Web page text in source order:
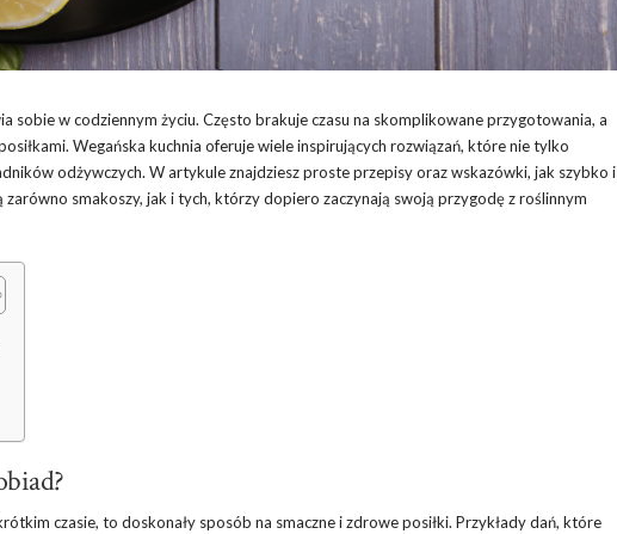
sobie w codziennym życiu. Często brakuje czasu na skomplikowane przygotowania, a
Wegańska kuchnia oferuje wiele inspirujących rozwiązań, które nie tylko
odżywczych. W artykule znajdziesz proste przepisy oraz wskazówki, jak szybko i
smakoszy, jak i tych, którzy dopiero zaczynają swoją przygodę z roślinnym
czasie, to doskonały sposób na smaczne i zdrowe posiłki. Przykłady dań, które